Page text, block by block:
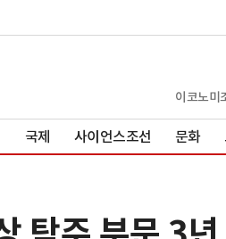
이코노미
국제 사이언스조선 문화